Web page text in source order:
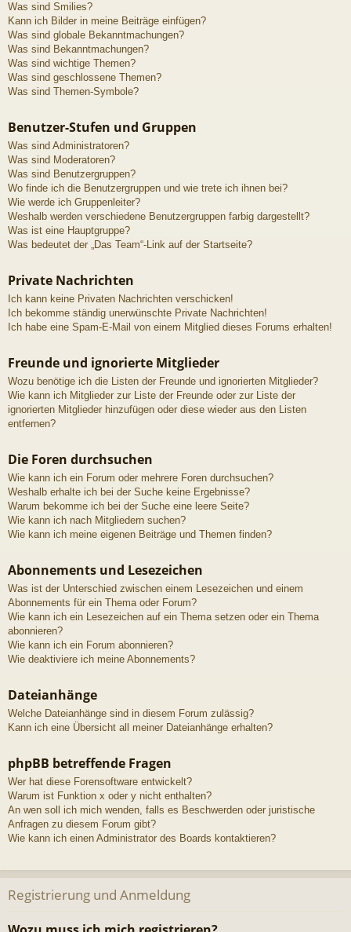
Was sind Smilies?
Kann ich Bilder in meine Beiträge einfügen?
Was sind globale Bekanntmachungen?
Was sind Bekanntmachungen?
Was sind wichtige Themen?
Was sind geschlossene Themen?
Was sind Themen-Symbole?
Benutzer-Stufen und Gruppen
Was sind Administratoren?
Was sind Moderatoren?
Was sind Benutzergruppen?
Wo finde ich die Benutzergruppen und wie trete ich ihnen bei?
Wie werde ich Gruppenleiter?
Weshalb werden verschiedene Benutzergruppen farbig dargestellt?
Was ist eine Hauptgruppe?
Was bedeutet der „Das Team“-Link auf der Startseite?
Private Nachrichten
Ich kann keine Privaten Nachrichten verschicken!
Ich bekomme ständig unerwünschte Private Nachrichten!
Ich habe eine Spam-E-Mail von einem Mitglied dieses Forums erhalten!
Freunde und ignorierte Mitglieder
Wozu benötige ich die Listen der Freunde und ignorierten Mitglieder?
Wie kann ich Mitglieder zur Liste der Freunde oder zur Liste der
ignorierten Mitglieder hinzufügen oder diese wieder aus den Listen
entfernen?
Die Foren durchsuchen
Wie kann ich ein Forum oder mehrere Foren durchsuchen?
Weshalb erhalte ich bei der Suche keine Ergebnisse?
Warum bekomme ich bei der Suche eine leere Seite?
Wie kann ich nach Mitgliedern suchen?
Wie kann ich meine eigenen Beiträge und Themen finden?
Abonnements und Lesezeichen
Was ist der Unterschied zwischen einem Lesezeichen und einem
Abonnements für ein Thema oder Forum?
Wie kann ich ein Lesezeichen auf ein Thema setzen oder ein Thema
abonnieren?
Wie kann ich ein Forum abonnieren?
Wie deaktiviere ich meine Abonnements?
Dateianhänge
Welche Dateianhänge sind in diesem Forum zulässig?
Kann ich eine Übersicht all meiner Dateianhänge erhalten?
phpBB betreffende Fragen
Wer hat diese Forensoftware entwickelt?
Warum ist Funktion x oder y nicht enthalten?
An wen soll ich mich wenden, falls es Beschwerden oder juristische
Anfragen zu diesem Forum gibt?
Wie kann ich einen Administrator des Boards kontaktieren?
Registrierung und Anmeldung